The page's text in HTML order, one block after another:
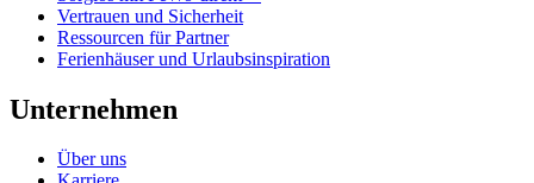
Vertrauen und Sicherheit
Ressourcen für Partner
Ferienhäuser und Urlaubsinspiration
Unternehmen
Über uns